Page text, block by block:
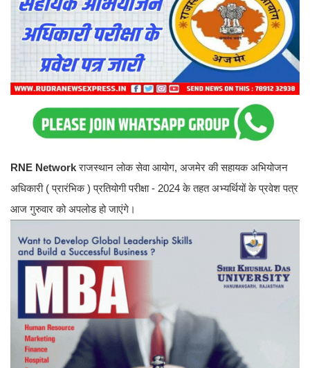
RNE Networkराजस्थान लोक सेवा आयोग, अजमेर की सहायक अभियोजन
अधिकारी ( प्रारंभिक ) प्रतियोगी परीक्षा - 2024 के तहत अभ्यर्थियों के प्रवेश पत्र
आज गुरुवार को अपलोड हो जाएंगे।